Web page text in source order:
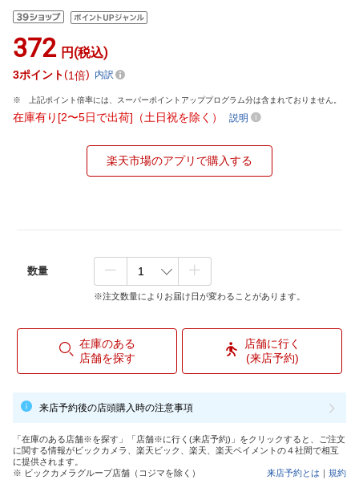
372 円(税込)
3ポイント 1倍 内訳
上記ポイント倍率には、スーパーポイントアッププログラム分は含まれておりません。
在庫有り[2〜5日で出荷]（土日祝を除く） 説明
楽天市場のアプリで購入する
数量
※注文数量によりお届け日が変わることがあります。
在庫のある
店舗を探す
店舗に行く
(来店予約)
来店予約後の店頭購入時の注意事項
「在庫のある店舗※を探す」「店舗※に行く(来店予約)」をクリックすると、ご注文
に関する情報がビックカメラ、楽天ビック、楽天、楽天ペイメントの４社間で相互
に提供されます。
※ ビックカメラグループ店舗（コジマを除く）
来店予約とは ｜ 規約